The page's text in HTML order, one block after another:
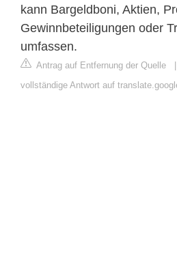
kann Bargeldboni, Aktien,
Gewinnbeteiligungen oder
umfassen.
Antrag auf Entfernung der Quelle
vollständige Antwort auf